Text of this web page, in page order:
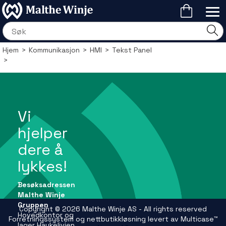
Hjem>Kommunikasjon>HMI>Tekst Panel
>
Vi
hjelper
dere å
lykkes!
Besøksadressen
Malthe Winje
Gruppen
Hovedkontor og
Copyright © 2026 Malthe Winje AS - All rights reserved
Forretningssystem og nettbutikkløsning levert av Multicase™